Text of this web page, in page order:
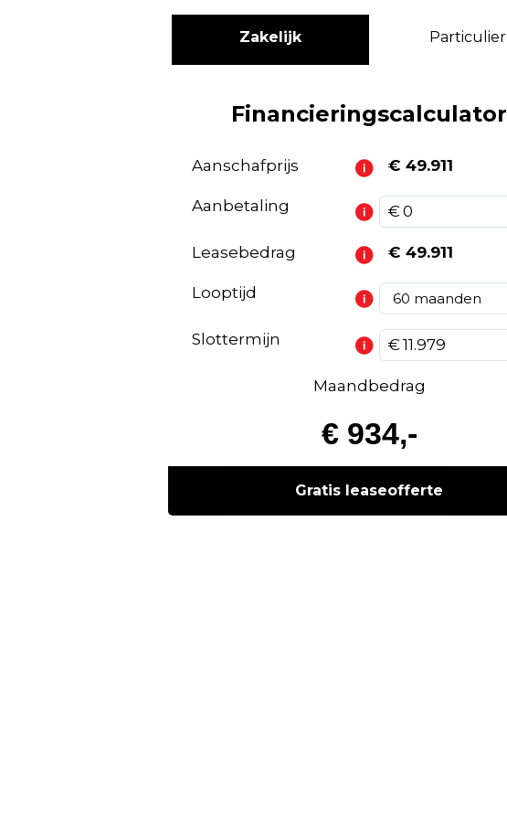
Zakelijk Particulier
Financieringscalculator
Aanschafprijs € 49.911
Aanbetaling
Leasebedrag € 49.911
Looptijd
Slottermijn
Maandbedrag
€ 934,-
Gratis leaseofferte